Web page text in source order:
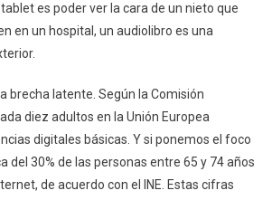
es poder ver la cara de un nieto que
en un hospital, un audiolibro es una
brecha latente. Según la Comisión
diez adultos en la Unión Europea
digitales básicas. Y si ponemos el foco
del 30% de las personas entre 65 y 74 años
de acuerdo con el INE. Estas cifras